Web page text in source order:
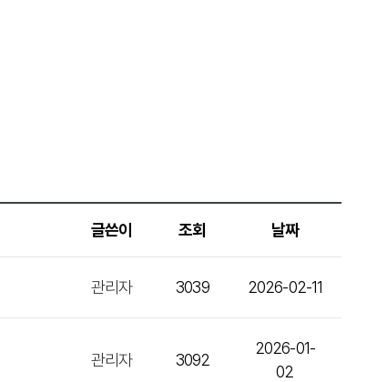
글쓴이 조회 날짜
관리자 3039 2026-02-11
관리자 3092
2026-01-
02